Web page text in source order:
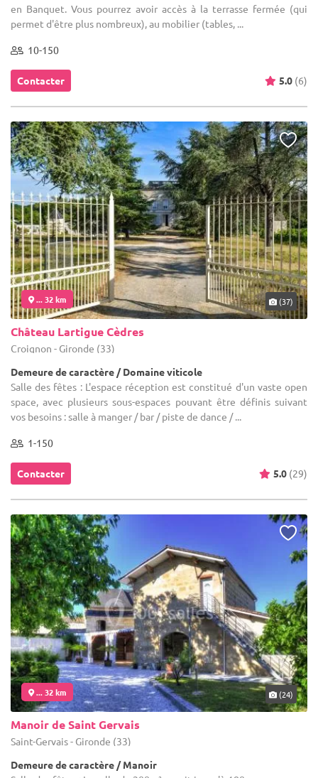
en Banquet. Vous pourrez avoir accès à la terrasse fermée (qui
permet d'être plus nombreux), au mobilier (tables, ...
10-150
Contacter 5.0 (6)
... 32 km (37)
Château Lartigue Cèdres
Croignon - Gironde (33)
Demeure de caractère / Domaine viticole
Salle des fêtes : L'espace réception est constitué d'un vaste open
space, avec plusieurs sous-espaces pouvant être définis suivant
vos besoins : salle à manger / bar / piste de dance / ...
1-150
Contacter 5.0 (29)
... 32 km (24)
Manoir de Saint Gervais
Saint-Gervais - Gironde (33)
Demeure de caractère / Manoir